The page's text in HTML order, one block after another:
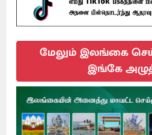
மேலும் இலங்கை
இங்கே